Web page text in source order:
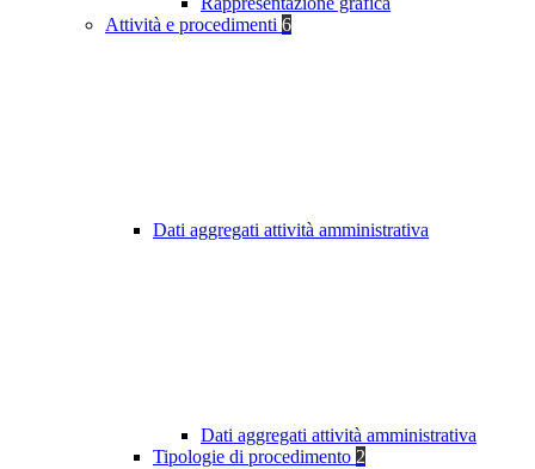
Attività e procedimenti 6
Dati aggregati attività amministrativa
Dati aggregati attività amministrativa
Tipologie di procedimento 2